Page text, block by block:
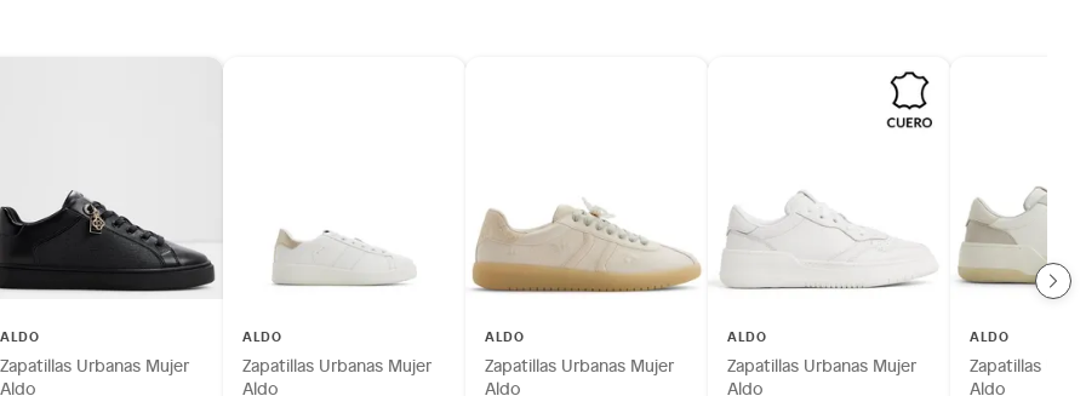
ALDO
Zapatillas Urbanas Mujer
Aldo
ALDO
Zapatillas Urbanas Mujer
Aldo
ALDO
Zapatillas Urbanas Mujer
Aldo
ALDO
Zapatillas Urbanas Mujer
Aldo
ALDO
Zapatillas
Aldo